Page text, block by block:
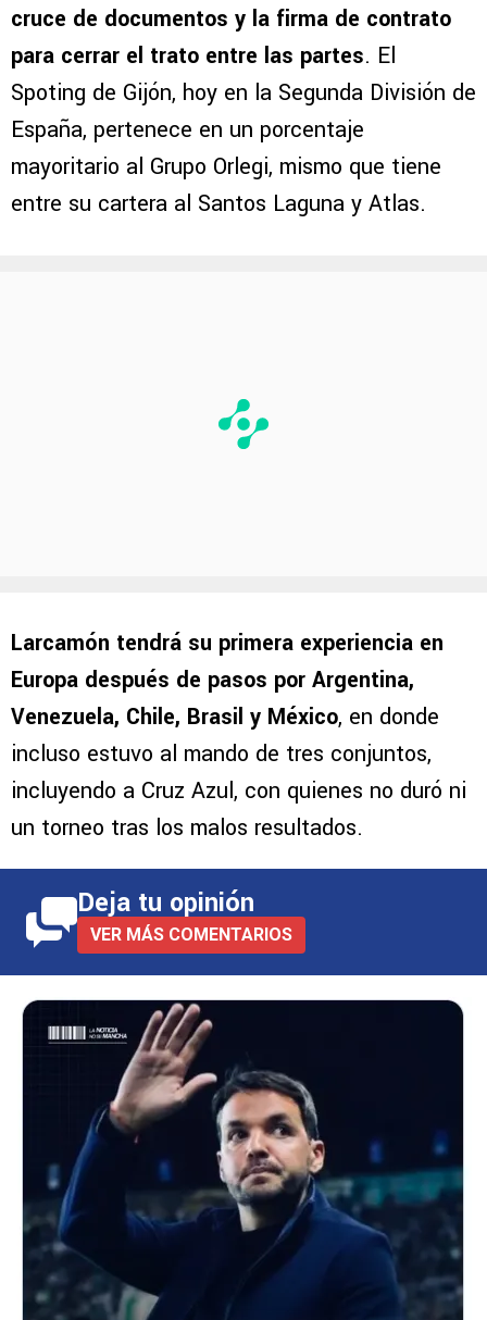
cruce de documentos y la firma de contrato
para cerrar el trato entre las partes. El
Spoting de Gijón, hoy en la Segunda División de
España, pertenece en un porcentaje
mayoritario al Grupo Orlegi, mismo que tiene
entre su cartera al Santos Laguna y Atlas.
Larcamón tendrá su primera experiencia en
Europa después de pasos por Argentina,
Venezuela, Chile, Brasil y México, en donde
incluso estuvo al mando de tres conjuntos,
incluyendo a Cruz Azul, con quienes no duró ni
un torneo tras los malos resultados.
Deja tu opinión
VER MÁS COMENTARIOS